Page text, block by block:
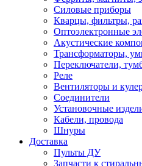
Силовые приборы
Кварцы, фильтры,
Оптоэлектронные
Акустические
Трансформаторы,
Переключатели,
Реле
Вентиляторы и
Соединители
Установочные
Кабели, провода
Шнуры
Доставка
Пульты ДУ
Запчасти к